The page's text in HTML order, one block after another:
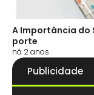
A Importância do
porte
há 2 anos
Publicidade